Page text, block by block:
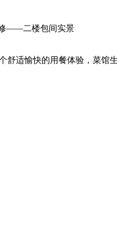
——二楼包间实景
舒适愉快的用餐体验，菜馆